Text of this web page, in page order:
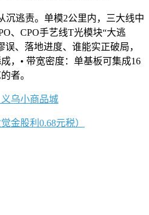
逃责。单模2公里内，三大线中
、CPO手艺线T光模块“大逃
、落地进度、谁能实正破局，
，• 带宽密度：单基板可集成16
者。
乌小商品城
金股利0.68元税）